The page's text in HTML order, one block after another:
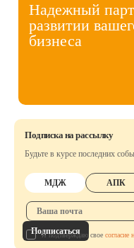
Надежный
развитии
бизнеса
Подписка на рассылку
Будьте в курсе последних
МДЖ АПК
Подписаться
Я подтверждаю свое